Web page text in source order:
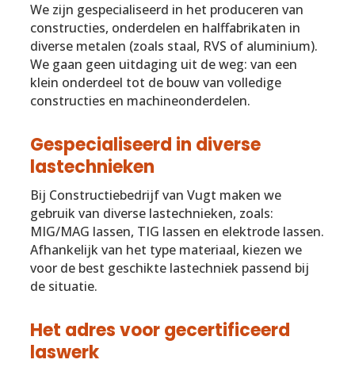
We zijn gespecialiseerd in het produceren van
constructies, onderdelen en halffabrikaten in
diverse metalen (zoals staal, RVS of aluminium).
We gaan geen uitdaging uit de weg: van een
klein onderdeel tot de bouw van volledige
constructies en machineonderdelen.
Gespecialiseerd in diverse
lastechnieken
Bij Constructiebedrijf van Vugt maken we
gebruik van diverse lastechnieken, zoals:
MIG/MAG lassen, TIG lassen en elektrode lassen.
Afhankelijk van het type materiaal, kiezen we
voor de best geschikte lastechniek passend bij
de situatie.
Het adres voor gecertificeerd
laswerk